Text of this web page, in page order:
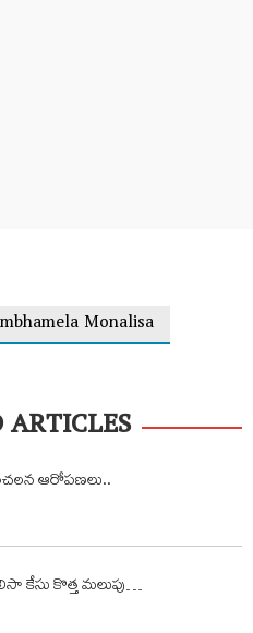
Monalisa
ఆరోప‌ణ‌లు..
కేసు కొత్త మలుపు…